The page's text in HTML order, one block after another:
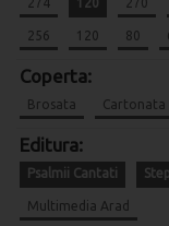
256 120 80
Coperta:
Brosata Cartonata
Editura:
Psalmii Cantati
Multimedia Arad